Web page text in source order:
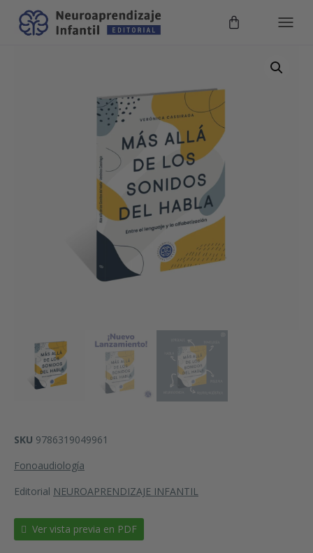
SKU 9786319049961
Fonoaudiología
Editorial NEUROAPRENDIZAJE INFANTIL
Ver vista previa en PDF